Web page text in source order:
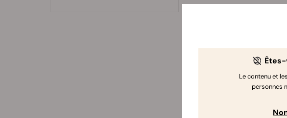
Mais les PGRs ne sont-
agriculteurs appliquent
empêcher les fruits de
également des résidus
productivité qu’il peut
Ci-dessous, vous
plantes, vous
Êtes-
Le contenu et
personnes